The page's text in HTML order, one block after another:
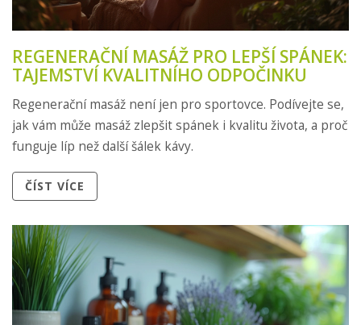
REGENERAČNÍ MASÁŽ PRO LEPŠÍ SPÁNEK:
TAJEMSTVÍ KVALITNÍHO ODPOČINKU
Regenerační masáž není jen pro sportovce. Podívejte se,
jak vám může masáž zlepšit spánek i kvalitu života, a proč
funguje líp než další šálek kávy.
ČÍST VÍCE